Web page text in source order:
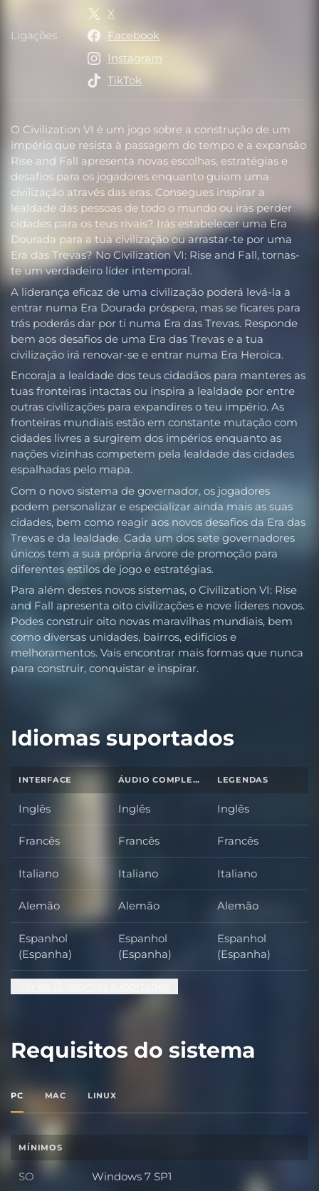
O Civilization VI é um jogo sobre a construção de um
império que resista à passagem do tempo e a expansão
Rise and Fall apresenta novas escolhas, estratégias e
desafios para os jogadores enquanto guiam uma
civilização através das eras. Consegues inspirar a
lealdade das pessoas de todo o mundo ou irás perder
cidades para os teus rivais? Irás estabelecer uma Era
Dourada para a tua civilização ou arrastar-te por uma
Era das Trevas? No Civilization VI: Rise and Fall, tornas-
te um verdadeiro líder intemporal.
A liderança eficaz de uma civilização poderá levá-la a
entrar numa Era Dourada próspera, mas se ficares para
trás poderás dar por ti numa Era das Trevas. Responde
bem aos desafios de uma Era das Trevas e a tua
civilização irá renovar-se e entrar numa Era Heroica.
Encoraja a lealdade dos teus cidadãos para manteres as
tuas fronteiras intactas ou inspira a lealdade por entre
outras civilizações para expandires o teu império. As
fronteiras mundiais estão em constante mutação com
cidades livres a surgirem dos impérios enquanto as
nações vizinhas competem pela lealdade das cidades
espalhadas pelo mapa.
Com o novo sistema de governador, os jogadores
podem personalizar e especializar ainda mais as suas
cidades, bem como reagir aos novos desafios da Era das
Trevas e da lealdade. Cada um dos sete governadores
únicos tem a sua própria árvore de promoção para
diferentes estilos de jogo e estratégias.
Para além destes novos sistemas, o Civilization VI: Rise
and Fall apresenta oito civilizações e nove líderes novos.
Podes construir oito novas maravilhas mundiais, bem
como diversas unidades, bairros, edifícios e
melhoramentos. Vais encontrar mais formas que nunca
para construir, conquistar e inspirar.
Ligações Ligações
X
Facebook
Instagram
TikTok
Idiomas suportados
INTERFACE ÁUDIO COMPLETO LEGENDAS
Inglês Inglês Inglês
Francês Francês Francês
Italiano Italiano Italiano
Alemão Alemão Alemão
Espanhol
(Espanha)
Espanhol
(Espanha)
Espanhol
(Espanha)
Requisitos do sistema
PC MAC LINUX
MÍNIMOS
SO SO
Windows 7 SP1